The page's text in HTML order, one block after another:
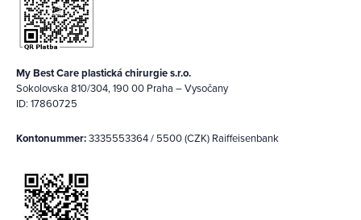
My Best Care plastická chirurgie s.r.o.
Sokolovska 810/304, 190 00 Praha – Vysočany
ID: 17860725
Kontonummer:3335553364 / 5500 (CZK) Raiffeisenbank